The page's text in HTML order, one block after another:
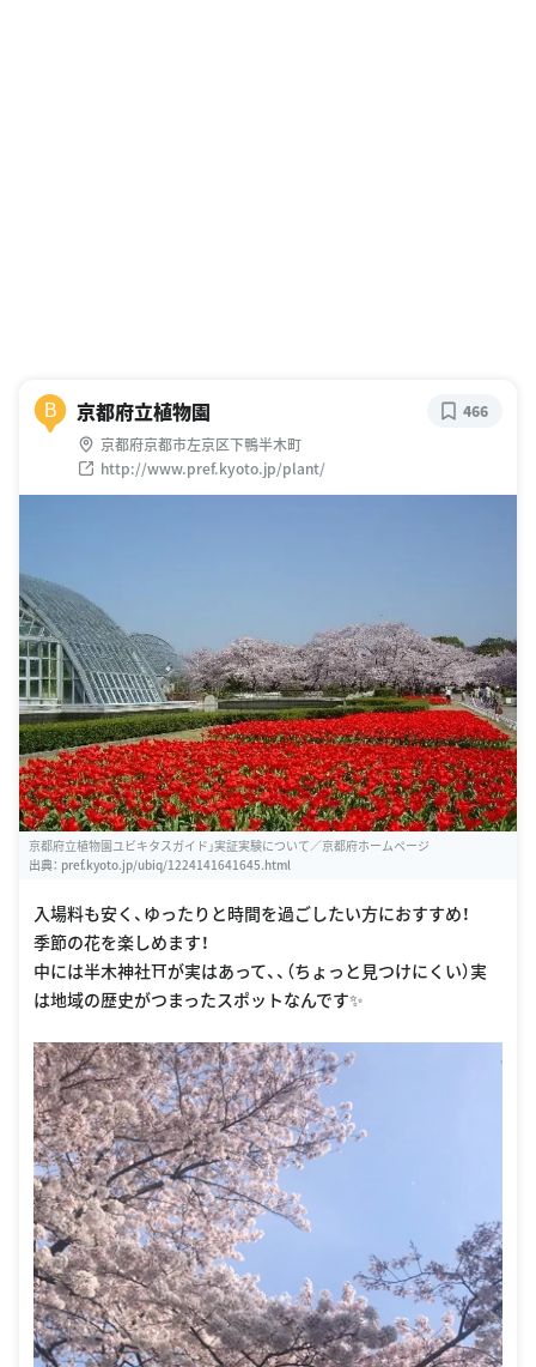
B 京都府立植物園
京都府京都市左京区下鴨半木町
http://www.pref.kyoto.jp/plant/
466
京都府立植物園ユビキタスガイド」実証実験について／京都府ホームページ
出典： pref.kyoto.jp/ubiq/1224141641645.html
入場料も安く、ゆったりと時間を過ごしたい方におすすめ！
季節の花を楽しめます！
中には半木神社⛩が実はあって、、（ちょっと見つけにくい）実
は地域の歴史がつまったスポットなんです✨